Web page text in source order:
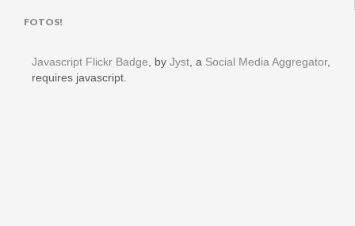
FOTOS!
Javascript Flickr Badge , by Jyst , a Social Media Aggregator,
requires javascript.